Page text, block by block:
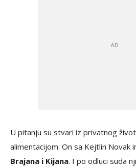
U pitanju su stvari iz privatnog
alimentacijom. On sa Kejtlin Novak
Brajana i Kijana. I po odluci suda